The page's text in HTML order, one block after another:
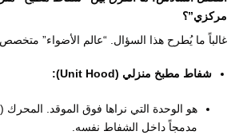
مركزي”؟
غالباً ما يُطرح هذا السؤال. “عالم الأضواء”
شفاط مطبخ منزلي (Unit Hood):
هو الوحدة التي نراها فوق الموقد. المحرك
مدمجاً داخل الشفاط نفسه.